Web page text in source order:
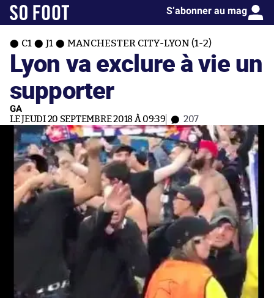
S’abonner au mag
C1 J1 MANCHESTER CITY-LYON (1-2)
Lyon va exclure à vie un
supporter
GA
LE JEUDI 20 SEPTEMBRE 2018 À 09:39 207